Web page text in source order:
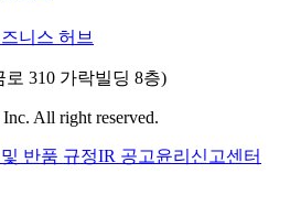
니스 허브
310 가락빌딩 8층)
All right reserved.
반품 규정IR 공고윤리신고센터